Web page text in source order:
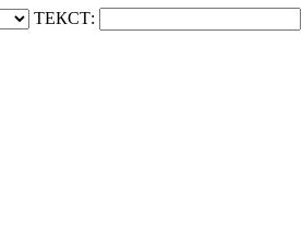
ТЕКСТ: